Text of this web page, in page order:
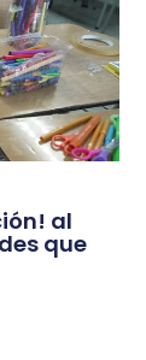
al
que